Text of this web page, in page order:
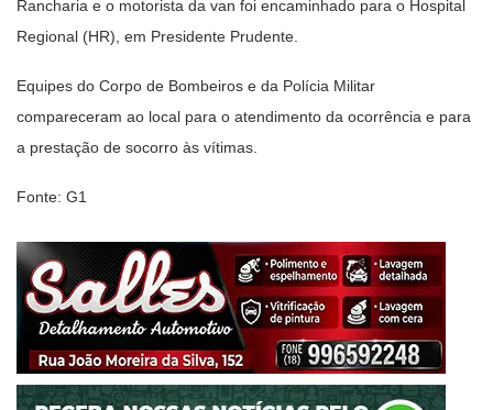
Rancharia e o motorista da van foi encaminhado para o Hospital
Regional (HR), em Presidente Prudente.
Equipes do Corpo de Bombeiros e da Polícia Militar
compareceram ao local para o atendimento da ocorrência e para
a prestação de socorro às vítimas.
Fonte: G1